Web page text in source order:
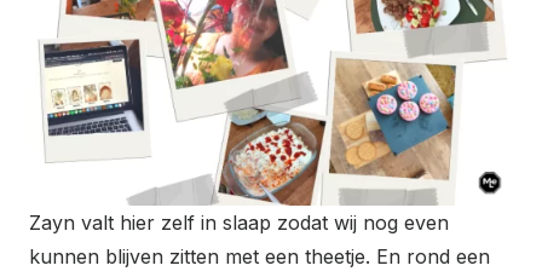
Zayn valt hier zelf in slaap zodat wij nog even
kunnen blijven zitten met een theetje. En rond een